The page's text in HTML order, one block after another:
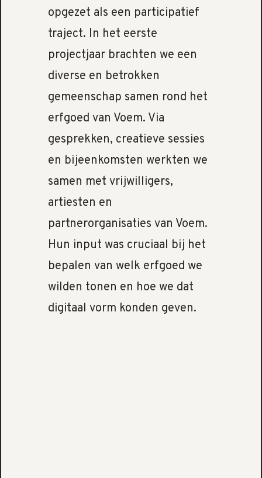
opgezet als een participatief
traject. In het eerste
projectjaar brachten we een
diverse en betrokken
gemeenschap samen rond het
erfgoed van Voem. Via
gesprekken, creatieve sessies
en bijeenkomsten werkten we
samen met vrijwilligers,
artiesten en
partnerorganisaties van Voem.
Hun input was cruciaal bij het
bepalen van welk erfgoed we
wilden tonen en hoe we dat
digitaal vorm konden geven.